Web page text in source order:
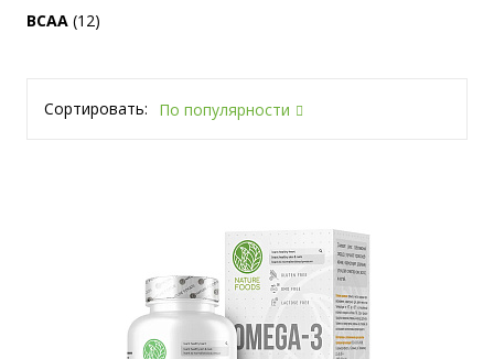
BCAA (12)
Сортировать: По популярности